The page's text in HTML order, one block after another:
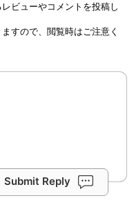
ビューやコメントを投稿し
すので、閲覧時はご注意く
Submit Reply